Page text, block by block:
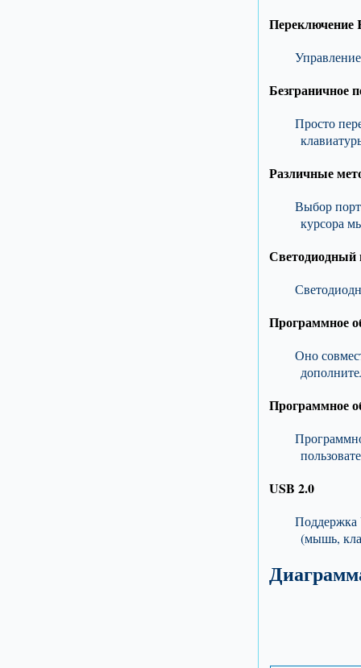
Переключение
Безграничное
Просто
Различные
Выбор
курсора
Светодиодный
Программное
Оно
Программное
USB 2.0
Поддержка
(мышь,